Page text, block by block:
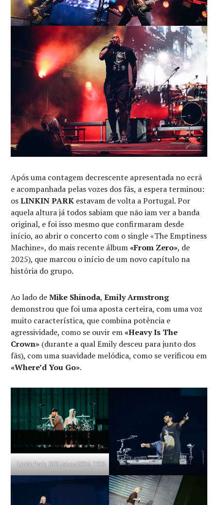
Após uma contagem decrescente apresentada no ecrã
e acompanhada pelas vozes dos fãs, a espera terminou:
osLINKIN PARK estavam de volta a Portugal. Por
aquela altura já todos sabiam que não iam ver a banda
original, e foi isso mesmo que confirmaram desde
início, ao abrir o concerto com o single «The Emptiness
Machine», do mais recente álbum«From Zero», de
2025), que marcou o início de um novo capítulo na
história do grupo.
Ao lado deMike Shinoda,Emily Armstrong
demonstrou que foi uma aposta certeira, com uma voz
muito característica, que combina potência e
agressividade, como se ouvir em«Heavy Is The
Crown» (durante a qual Emily desceu para junto dos
fãs), com uma suavidade melódica, como se verificou em
«Where’d You Go».
LinkinPark_RiRLisboa2026_TGR